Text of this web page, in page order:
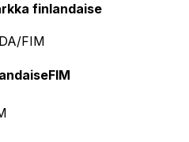
finlandaise
FIM
FIM